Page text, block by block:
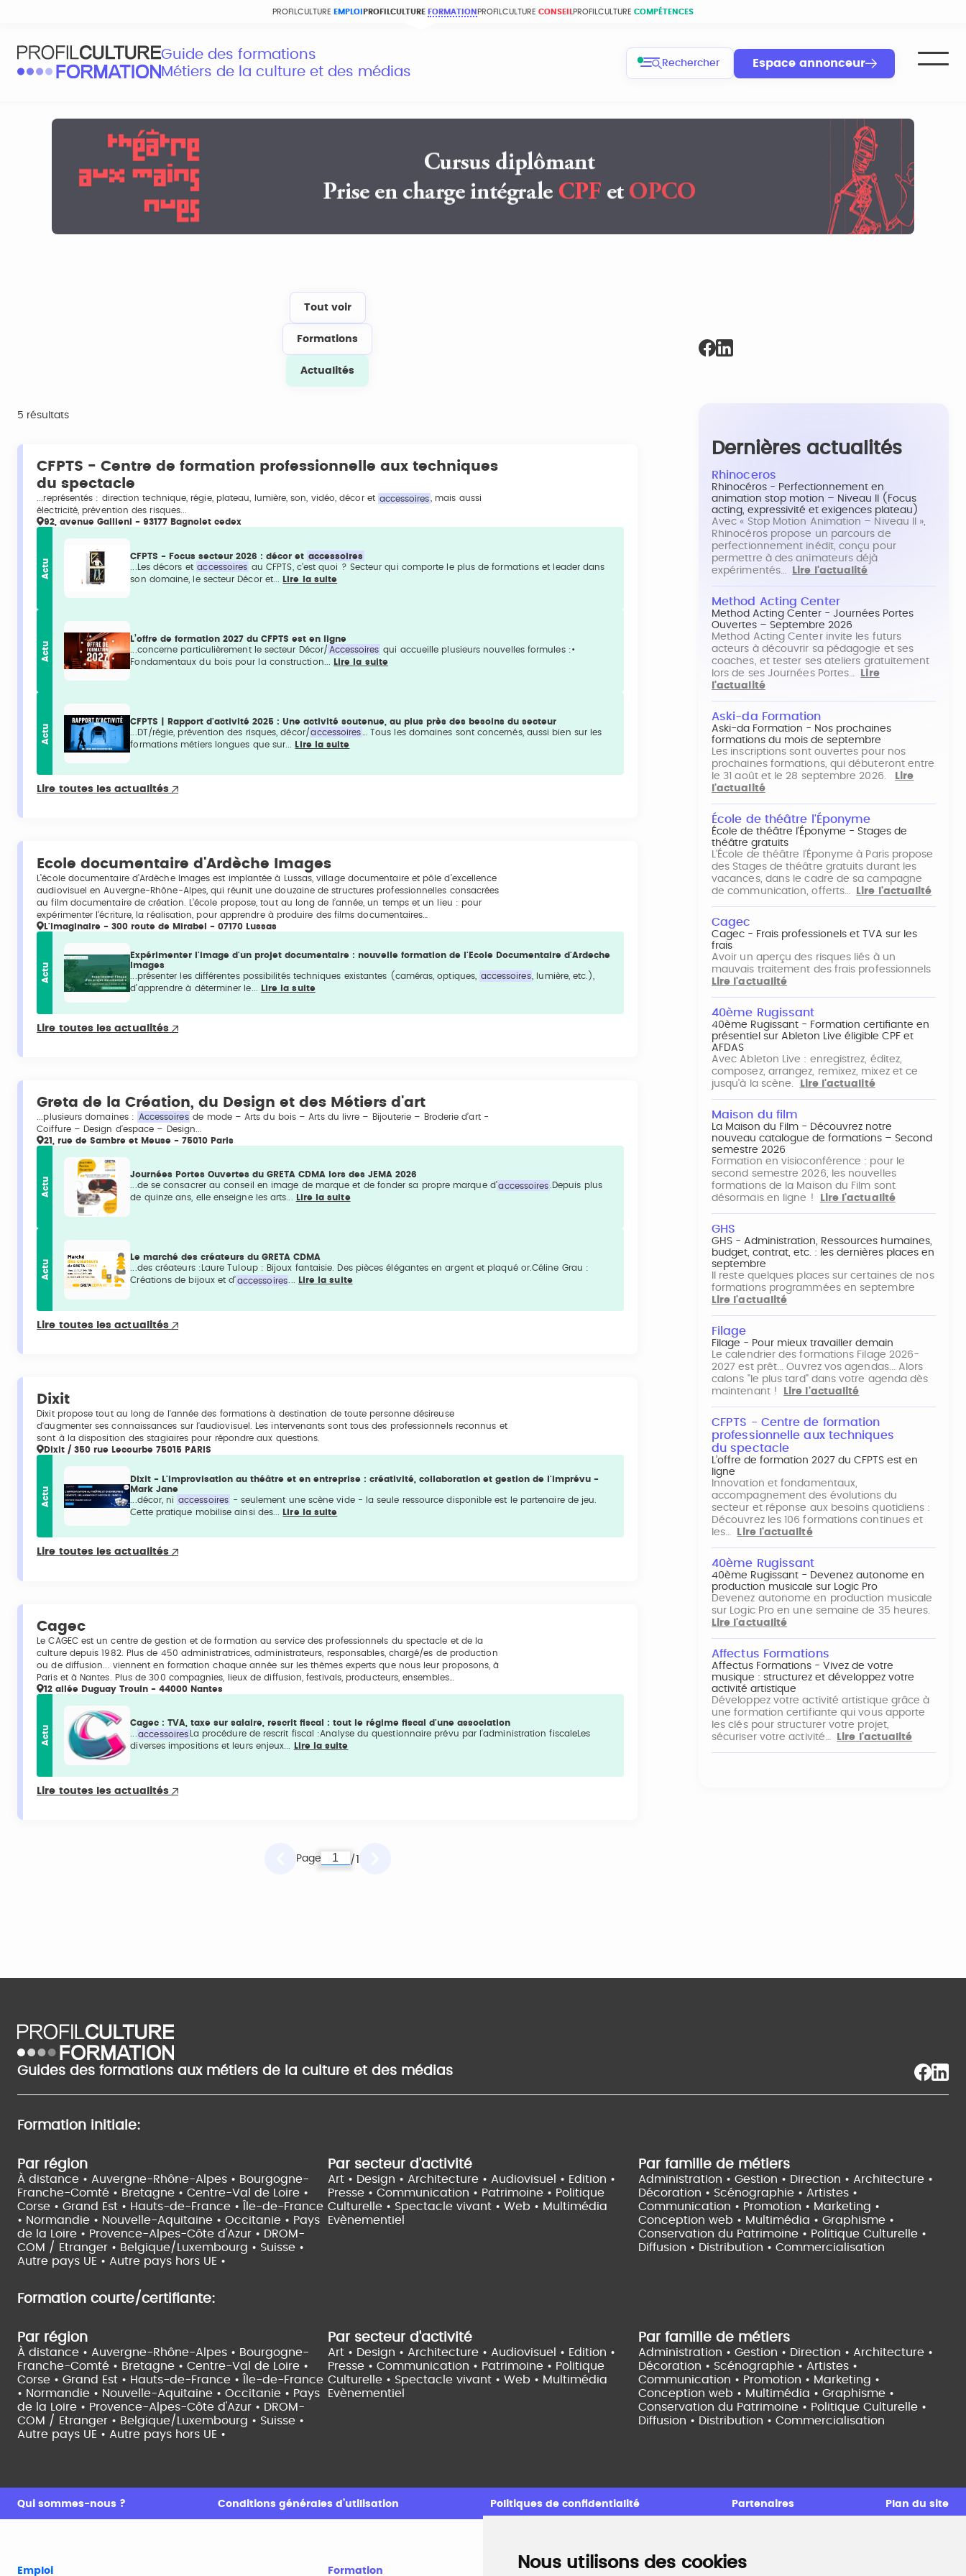
Nous utilisons des cookies
PROFILCULTURE EMPLOI PROFILCULTURE FORMATION PROFILCULTURE CONSEIL PROFILCULTURE COMPÉTENCES
Guide des formations
Métiers de la culture et des médias
Rechercher Espace annonceur
Tout voir
Formations
Actualités
5 résultats
CFPTS - Centre de formation professionnelle aux techniques
du spectacle
...représentés : direction technique, régie, plateau, lumière, son, vidéo, décor et accessoires
, mais aussi
électricité, prévention des risques...
92, avenue Gallieni - 93177 Bagnolet cedex
Actu
CFPTS - Focus secteur 2026 : décor et accessoires
...Les décors et accessoires au CFPTS, c’est quoi ? Secteur qui comporte le plus de formations et leader dans
son domaine, le secteur Décor et...
Lire la suite
Actu
L’offre de formation 2027 du CFPTS est en ligne
...concerne particulièrement le secteur Décor/ Accessoires qui accueille plusieurs nouvelles formules :•
Fondamentaux du bois pour la construction...
Lire la suite
Actu
CFPTS | Rapport d'activité 2025 : Une activité soutenue, au plus près des besoins du secteur
...DT/régie, prévention des risques, décor/ accessoires
… Tous les domaines sont concernés, aussi bien sur les
formations métiers longues que sur...
Lire la suite
Lire toutes les actualités
Ecole documentaire d'Ardèche Images
L’école documentaire d’Ardèche Images est implantée à Lussas, village documentaire et pôle d’excellence
audiovisuel en Auvergne-Rhône-Alpes, qui réunit une douzaine de structures professionnelles consacrées
au film documentaire de création. L’école propose, tout au long de l’année, un temps et un lieu : pour
expérimenter l’écriture, la réalisation, pour apprendre à produire des films documentaires…
L'Imaginaire - 300 route de Mirabel - 07170 Lussas
Actu
Expérimenter l'image d'un projet documentaire : nouvelle formation de l'Ecole Documentaire d'Ardeche
Images
...présenter les différentes possibilités techniques existantes (caméras, optiques,
accessoires
, lumière, etc.),
d’apprendre à déterminer le...
Lire la suite
Lire toutes les actualités
Greta de la Création, du Design et des Métiers d'art
...plusieurs domaines : Accessoires de mode – Arts du bois – Arts du livre – Bijouterie – Broderie d’art -
Coiffure – Design d’espace – Design...
21, rue de Sambre et Meuse - 75010 Paris
Actu
Journées Portes Ouvertes du GRETA CDMA lors des JEMA 2026
...de se consacrer au conseil en image de marque et de fonder sa propre marque d’accessoires.Depuis plus
de quinze ans, elle enseigne les arts...
Lire la suite
Actu
Le marché des créateurs du GRETA CDMA
...des créateurs :Laure Tuloup : Bijoux fantaisie. Des pièces élégantes en argent et plaqué or.Céline Grau :
Créations de bijoux et d’accessoires... Lire la suite
Lire toutes les actualités
Dixit
Dixit propose tout au long de l'année des formations à destination de toute personne désireuse
d'augmenter ses connaissances sur l'audiovisuel. Les intervenants sont tous des professionnels reconnus et
sont à la disposition des stagiaires pour répondre aux questions.
Dixit / 350 rue Lecourbe 75015 PARIS
Actu
Dixit - L'improvisation au théâtre et en entreprise : créativité, collaboration et gestion de l'imprévu -
Mark Jane
...décor, ni accessoires - seulement une scène vide - la seule ressource disponible est le partenaire de jeu.
Cette pratique mobilise ainsi des...
Lire la suite
Lire toutes les actualités
Cagec
Le CAGEC est un centre de gestion et de formation au service des professionnels du spectacle et de la
culture depuis 1982. Plus de 450 administratrices, administrateurs, responsables, chargé/es de production
ou de diffusion... viennent en formation chaque année sur les thèmes experts que nous leur proposons, à
Paris et à Nantes. Plus de 300 compagnies, lieux de diffusion, festivals, producteurs, ensembles…
12 allée Duguay Trouin - 44000 Nantes
Actu
Cagec : TVA, taxe sur salaire, rescrit fiscal : tout le régime fiscal d'une association
accessoires La procédure de rescrit fiscal :Analyse du questionnaire prévu par l’administration fiscaleLes
diverses impositions et leurs enjeux...
Lire la suite
Lire toutes les actualités
Page /1
Dernières actualités
Rhinoceros
Rhinocéros - Perfectionnement en
animation stop motion – Niveau II (Focus
acting, expressivité et exigences plateau)
Avec « Stop Motion Animation – Niveau II »,
Rhinocéros propose un parcours de
perfectionnement inédit, conçu pour
permettre à des animateurs déjà
expérimentés…
Lire l'actualité
Method Acting Center
Method Acting Center - Journées Portes
Ouvertes – Septembre 2026
Method Acting Center invite les futurs
acteurs à découvrir sa pédagogie et ses
coaches, et tester ses ateliers gratuitement
lors de ses Journées Portes…
Lire
l'actualité
Aski-da Formation
Aski-da Formation - Nos prochaines
formations du mois de septembre
Les inscriptions sont ouvertes pour nos
prochaines formations, qui débuteront entre
le 31 août et le 28 septembre 2026.
Lire
l'actualité
École de théâtre l'Éponyme
École de théâtre l'Éponyme - Stages de
théâtre gratuits
L'École de théâtre l'Éponyme à Paris propose
des Stages de théâtre gratuits durant les
vacances, dans le cadre de sa campagne
de communication, offerts…
Lire l'actualité
Cagec
Cagec - Frais professionels et TVA sur les
frais
Avoir un aperçu des risques liés à un
mauvais traitement des frais professionnels
Lire l'actualité
40ème Rugissant
40ème Rugissant - Formation certifiante en
présentiel sur Ableton Live éligible CPF et
AFDAS
Avec Ableton Live : enregistrez, éditez,
composez, arrangez, remixez, mixez et ce
jusqu'à la scène.
Lire l'actualité
Maison du film
La Maison du Film - Découvrez notre
nouveau catalogue de formations – Second
semestre 2026
Formation en visioconférence : pour le
second semestre 2026, les nouvelles
formations de la Maison du Film sont
désormais en ligne !
Lire l'actualité
GHS
GHS - Administration, Ressources humaines,
budget, contrat, etc. : les dernières places en
septembre
Il reste quelques places sur certaines de nos
formations programmées en septembre
Lire l'actualité
Filage
Filage - Pour mieux travailler demain
Le calendrier des formations Filage 2026-
2027 est prêt... Ouvrez vos agendas... Alors
calons "le plus tard" dans votre agenda dès
maintenant !
Lire l'actualité
CFPTS - Centre de formation
professionnelle aux techniques
du spectacle
L’offre de formation 2027 du CFPTS est en
ligne
Innovation et fondamentaux,
accompagnement des évolutions du
secteur et réponse aux besoins quotidiens :
Découvrez les 106 formations continues et
les…
Lire l'actualité
40ème Rugissant
40ème Rugissant - Devenez autonome en
production musicale sur Logic Pro
Devenez autonome en production musicale
sur Logic Pro en une semaine de 35 heures.
Lire l'actualité
Affectus Formations
Affectus Formations - Vivez de votre
musique : structurez et développez votre
activité artistique
Développez votre activité artistique grâce à
une formation certifiante qui vous apporte
les clés pour structurer votre projet,
sécuriser votre activité…
Lire l'actualité
Guides des formations aux métiers de la culture et des médias
Formation initiale:
Par région
À distance • Auvergne-Rhône-Alpes • Bourgogne-
Franche-Comté • Bretagne • Centre-Val de Loire •
Corse • Grand Est • Hauts-de-France •
Île-de-France
• Normandie • Nouvelle-Aquitaine • Occitanie • Pays
de la Loire • Provence-Alpes-Côte d'Azur • DROM-
COM / Etranger • Belgique/Luxembourg • Suisse •
Autre pays UE • Autre pays hors UE •
Par secteur d'activité
Art • Design • Architecture • Audiovisuel • Edition •
Presse • Communication • Patrimoine • Politique
Culturelle • Spectacle vivant • Web • Multimédia
Evènementiel
Par famille de métiers
Administration • Gestion • Direction • Architecture •
Décoration • Scénographie • Artistes •
Communication • Promotion • Marketing •
Conception web • Multimédia • Graphisme •
Conservation du Patrimoine • Politique Culturelle •
Diffusion • Distribution • Commercialisation
Formation courte/certifiante:
Par région
À distance • Auvergne-Rhône-Alpes • Bourgogne-
Franche-Comté • Bretagne • Centre-Val de Loire •
Corse • Grand Est • Hauts-de-France •
Île-de-France
• Normandie • Nouvelle-Aquitaine • Occitanie • Pays
de la Loire • Provence-Alpes-Côte d'Azur • DROM-
COM / Etranger • Belgique/Luxembourg • Suisse •
Autre pays UE • Autre pays hors UE •
Par secteur d'activité
Art • Design • Architecture • Audiovisuel • Edition •
Presse • Communication • Patrimoine • Politique
Culturelle • Spectacle vivant • Web • Multimédia
Evènementiel
Par famille de métiers
Administration • Gestion • Direction • Architecture •
Décoration • Scénographie • Artistes •
Communication • Promotion • Marketing •
Conception web • Multimédia • Graphisme •
Conservation du Patrimoine • Politique Culturelle •
Diffusion • Distribution • Commercialisation
Qui sommes-nous ? Conditions générales d’utilisation Politiques de confidentialité Partenaires Plan du site
Emploi Formation Accompagnement professionnel